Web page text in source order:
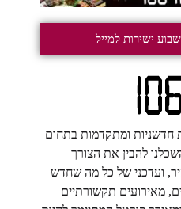
ישירות למייל
חדשניות ומתקדמות בתחום
להבין את הצורך
ועדכני של כל מה שחדש
מאירועים תקשורתיים